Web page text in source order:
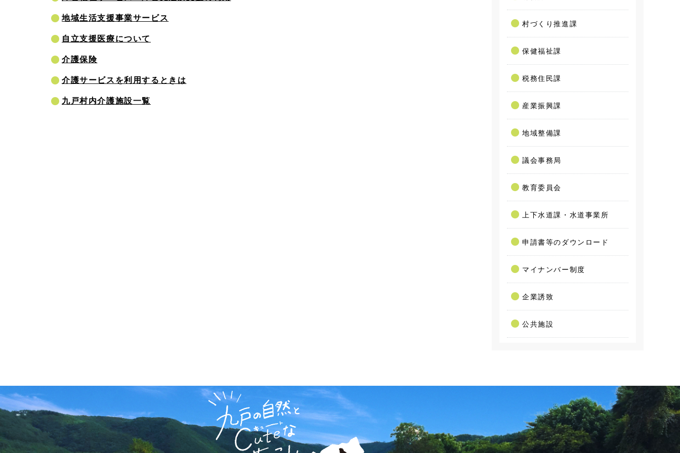
地域生活支援事業サービス
自立支援医療について
介護保険
介護サービスを利用するときは
九戸村内介護施設一覧
村づくり推進課
保健福祉課
税務住民課
産業振興課
地域整備課
議会事務局
教育委員会
上下水道課・水道事業所
申請書等のダウンロード
マイナンバー制度
企業誘致
公共施設